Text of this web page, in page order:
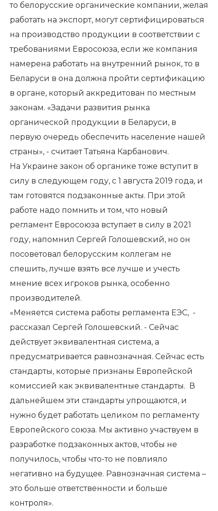
то белорусские органические компании, желая
работать на экспорт, могут сертифицироваться
на производство продукции в соответствии с
требованиями Евросоюза, если же компания
намерена работать на внутренний рынок, то в
Беларуси в она должна пройти сертификацию
в органе, который аккредитован по местным
законам. «Задачи развития рынка
органической продукции в Беларуси, в
первую очередь обеспечить население нашей
страны», - считает Татьяна Карбанович.
На Украине закон об органике тоже вступит в
силу в следующем году, с 1 августа 2019 года, и
там готовятся подзаконные акты. При этой
работе надо помнить и том, что новый
регламент Евросоюза вступает в силу в 2021
году, напомнил Сергей Голошевский, но он
посоветовал белорусским коллегам не
спешить, лучше взять все лучше и учесть
мнение всех игроков рынка, особенно
производителей.
«Меняется система работы регламента ЕЭС, -
рассказал Сергей Голошевский. - Сейчас
действует эквивалентная система, а
предусматривается равнозначная. Сейчас есть
стандарты, которые признаны Европейской
комиссией как эквивалентные стандарты. В
дальнейшем эти стандарты упрощаются, и
нужно будет работать целиком по регламенту
Европейского союза. Мы активно участвуем в
разработке подзаконных актов, чтобы не
получилось, чтобы что-то не повлияло
негативно на будущее. Равнозначная система –
это больше ответственности и больше
контроля».